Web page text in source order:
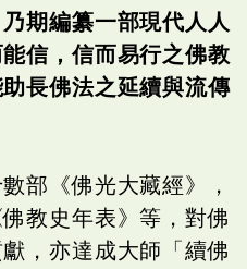
期編纂一部現代人人
信，信而易行之佛教
長佛法之延續與流傳
部《佛光大藏經》，
教史年表》等，對佛
，亦達成大師「續佛